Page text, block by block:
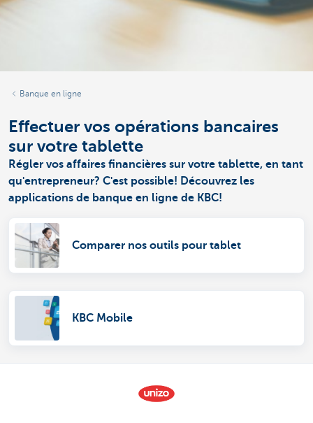
Banque en ligne
Effectuer vos opérations bancaires
sur votre tablette
Régler vos affaires financières sur votre tablette, en tant
qu'entrepreneur? C'est possible! Découvrez les
applications de banque en ligne de KBC!
Comparer nos outils pour tablet
KBC Mobile